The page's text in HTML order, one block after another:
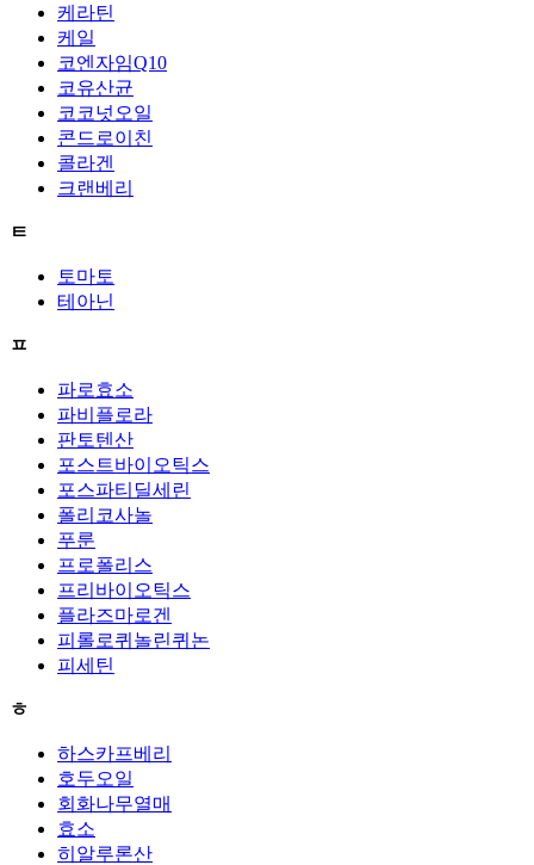
케라틴
케일
코엔자임Q10
코유산균
코코넛오일
콘드로이친
콜라겐
크랜베리
ㅌ
토마토
테아닌
ㅍ
파로효소
파비플로라
판토텐산
포스트바이오틱스
포스파티딜세린
폴리코사놀
푸룬
프로폴리스
프리바이오틱스
플라즈마로겐
피롤로퀴놀린퀴논
피세틴
ㅎ
하스카프베리
호두오일
회화나무열매
효소
히알루론산